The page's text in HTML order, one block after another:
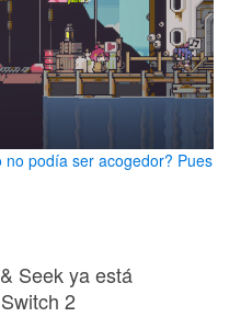
podía ser acogedor? Pues
Seek ya está
2